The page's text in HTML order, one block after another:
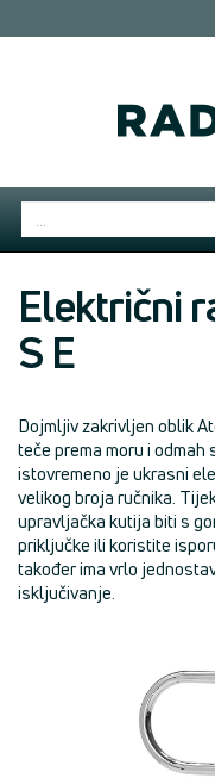
Električni
S E
Dojmljiv zakrivljen oblik
teče prema moru i
istovremeno je ukrasni
velikog broja ručnika.
upravljačka kutija biti s
priključke ili koristite
također ima vrlo
isključivanje.